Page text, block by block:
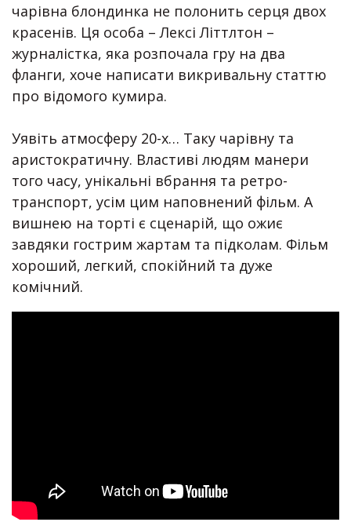
чарівна блондинка не полонить серця двох
красенів. Ця особа – Лексі Літтлтон –
журналістка, яка розпочала гру на два
фланги, хоче написати викривальну статтю
про відомого кумира.
Уявіть атмосферу 20-х… Таку чарівну та
аристократичну. Властиві людям манери
того часу, унікальні вбрання та ретро-
транспорт, усім цим наповнений фільм. А
вишнею на торті є сценарій, що ожиє
завдяки гострим жартам та підколам. Фільм
хороший, легкий, спокійний та дуже
комічний.